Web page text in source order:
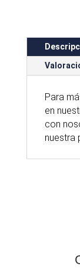
Para
en
con
nuestra